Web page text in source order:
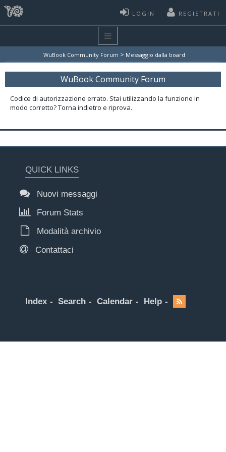
LOGIN REGISTRATI
WuBook Community Forum > Messaggio dalla board
WuBook Community Forum
Codice di autorizzazione errato. Stai utilizzando la funzione in
modo corretto? Torna indietro e riprova.
QUICK LINKS
Nuovi messaggi
Forum Stats
Modalità archivio
Contattaci
Index Search Calendar Help